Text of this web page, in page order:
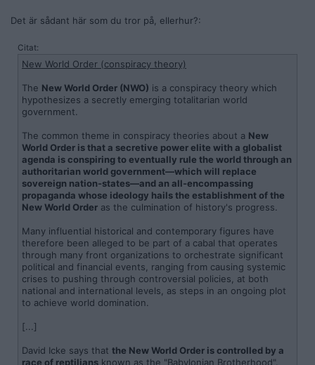
Det är sådant här som du tror på, ellerhur?:
Citat:
New World Order (conspiracy theory)
The New World Order (NWO) is a conspiracy theory which
hypothesizes a secretly emerging totalitarian world
government.
The common theme in conspiracy theories about a New
World Order is that a secretive power elite with a globalist
agenda is conspiring to eventually rule the world through an
authoritarian world government—which will replace
sovereign nation-states—and an all-encompassing
propaganda whose ideology hails the establishment of the
New World Order as the culmination of history's progress.
Many influential historical and contemporary figures have
therefore been alleged to be part of a cabal that operates
through many front organizations to orchestrate significant
political and financial events, ranging from causing systemic
crises to pushing through controversial policies, at both
national and international levels, as steps in an ongoing plot
to achieve world domination.
[...]
David Icke says that the New World Order is controlled by a
race of reptilians known as the "Babylonian Brotherhood".